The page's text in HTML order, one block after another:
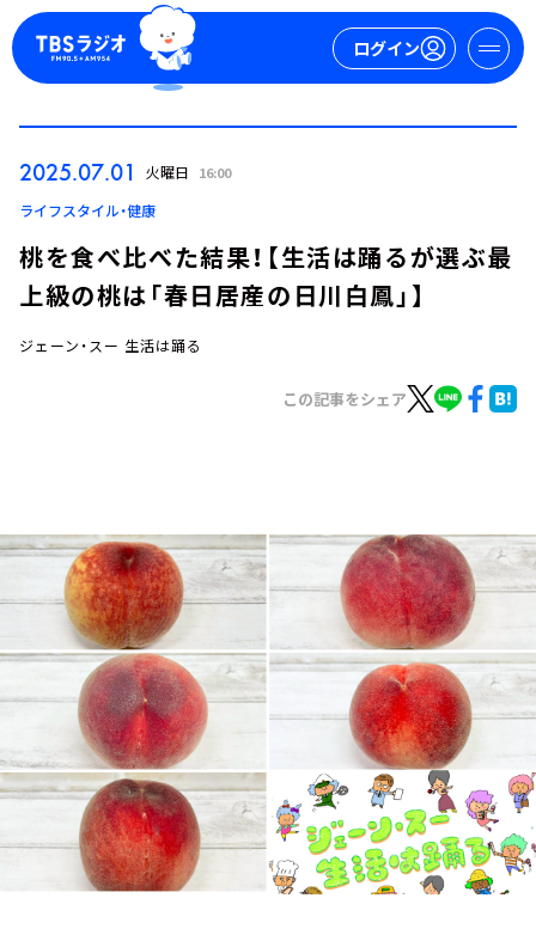
ログイン
ログイン
お知らせ
イベント・グッズ
YouTube
会社情報
2025.07.01 火曜日 16:00
ライフスタイル・健康
桃を食べ比べた結果！【生活は踊るが選ぶ最
上級の桃は「春日居産の日川白鳳」】
ジェーン・スー 生活は踊る
この記事をシェア